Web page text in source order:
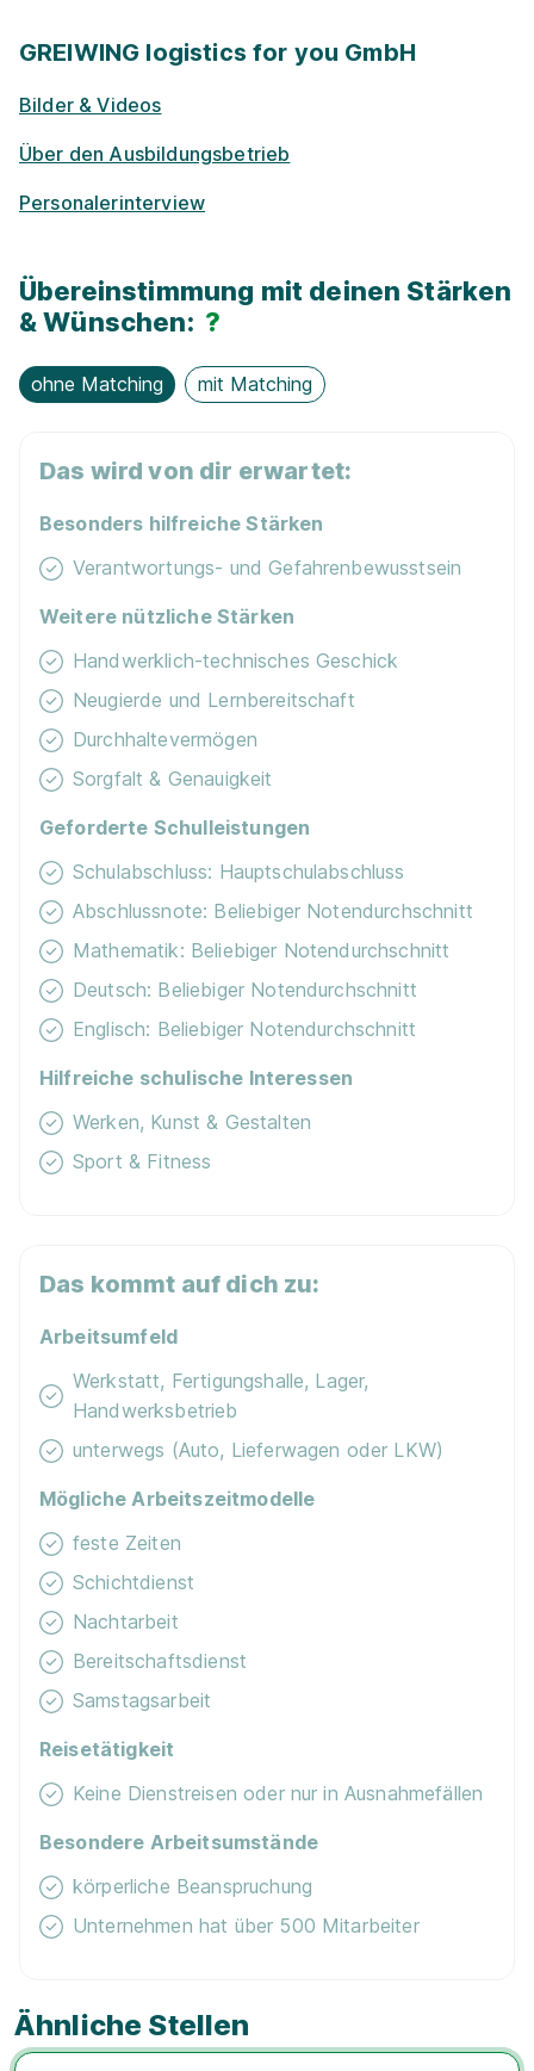
Ähnliche Stellen
GREIWING logistics for you GmbH
Bilder & Videos
Über den Ausbildungsbetrieb
Personalerinterview
Übereinstimmung mit deinen Stärken
& Wünschen: ?
ohne Matching mit Matching
Das wird von dir erwartet:
Besonders hilfreiche Stärken
Verantwortungs- und Gefahrenbewusstsein
Weitere nützliche Stärken
Handwerklich-technisches Geschick
Neugierde und Lernbereitschaft
Durchhaltevermögen
Sorgfalt & Genauigkeit
Geforderte Schulleistungen
Schulabschluss: Hauptschulabschluss
Abschlussnote: Beliebiger Notendurchschnitt
Mathematik: Beliebiger Notendurchschnitt
Deutsch: Beliebiger Notendurchschnitt
Englisch: Beliebiger Notendurchschnitt
Hilfreiche schulische Interessen
Werken, Kunst & Gestalten
Sport & Fitness
Das kommt auf dich zu:
Arbeitsumfeld
Werkstatt, Fertigungshalle, Lager,
Handwerksbetrieb
unterwegs (Auto, Lieferwagen oder LKW)
Mögliche Arbeitszeitmodelle
feste Zeiten
Schichtdienst
Nachtarbeit
Bereitschaftsdienst
Samstagsarbeit
Reisetätigkeit
Keine Dienstreisen oder nur in Ausnahmefällen
Besondere Arbeitsumstände
körperliche Beanspruchung
Unternehmen hat über 500 Mitarbeiter